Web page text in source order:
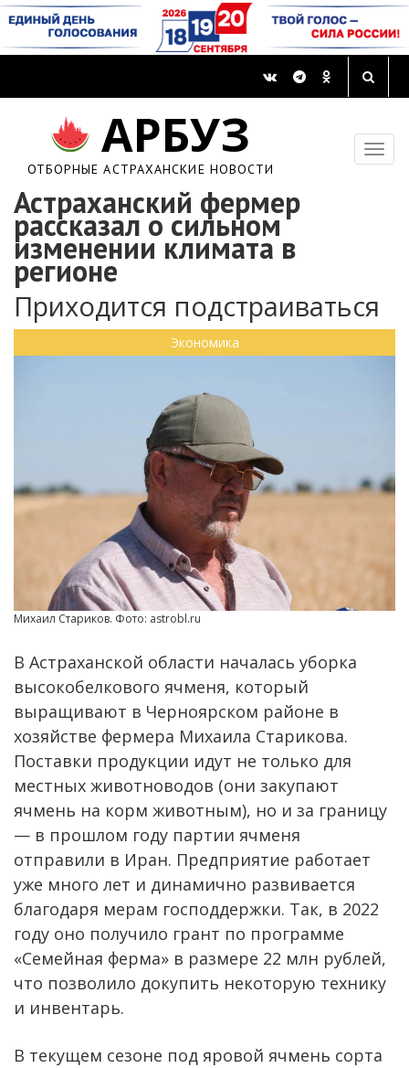
АРБУЗ
ОТБОРНЫЕ АСТРАХАНСКИЕ НОВОСТИ
Астраханский фермер
рассказал о сильном
изменении климата в
регионе
Приходится подстраиваться
Экономика
Михаил Стариков. Фото: astrobl.ru
В Астраханской области началась уборка
высокобелкового ячменя, который
выращивают в Черноярском районе в
хозяйстве фермера Михаила Старикова.
Поставки продукции идут не только для
местных животноводов (они закупают
ячмень на корм животным), но и за границу
— в прошлом году партии ячменя
отправили в Иран. Предприятие работает
уже много лет и динамично развивается
благодаря мерам господдержки. Так, в 2022
году оно получило грант по программе
«Семейная ферма» в размере 22 млн рублей,
что позволило докупить некоторую технику
и инвентарь.
В текущем сезоне под яровой ячмень сорта